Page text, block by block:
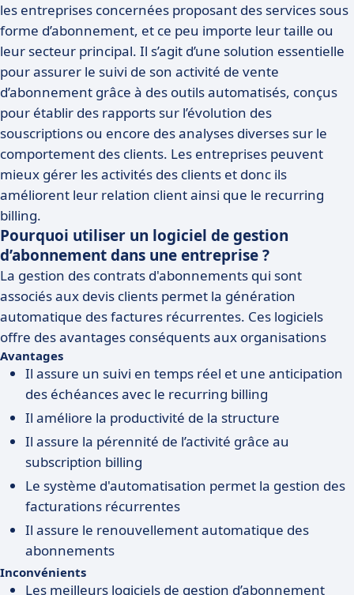
les entreprises concernées proposant des services sous
forme d’abonnement, et ce peu importe leur taille ou
leur secteur principal. Il s’agit d’une solution essentielle
pour assurer le suivi de son activité de vente
d’abonnement grâce à des outils automatisés, conçus
pour établir des rapports sur l’évolution des
souscriptions ou encore des analyses diverses sur le
comportement des clients. Les entreprises peuvent
mieux gérer les activités des clients et donc ils
améliorent leur relation client ainsi que le recurring
billing.
Pourquoi utiliser un logiciel de gestion
d’abonnement dans une entreprise ?
La gestion des contrats d'abonnements qui sont
associés aux devis clients permet la génération
automatique des factures récurrentes. Ces logiciels
offre des avantages conséquents aux organisations
Avantages
Il assure un suivi en temps réel et une anticipation
des échéances avec le recurring billing
Il améliore la productivité de la structure
Il assure la pérennité de l’activité grâce au
subscription billing
Le système d'automatisation permet la gestion des
facturations récurrentes
Il assure le renouvellement automatique des
abonnements
Inconvénients
Les meilleurs logiciels de gestion d’abonnement